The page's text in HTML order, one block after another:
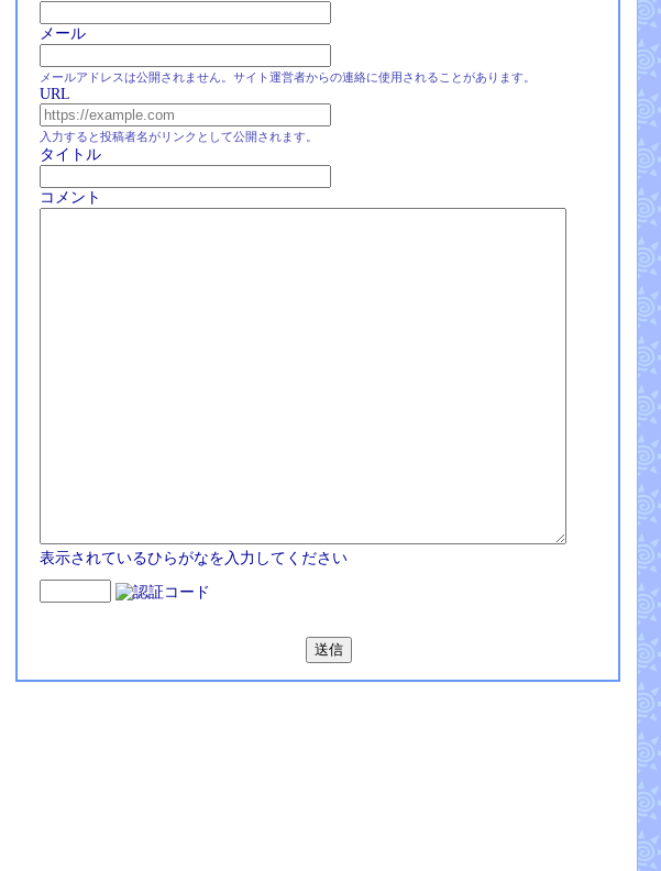
メール
メールアドレスは公開されません。サイト運営者からの連絡に使用されることがあります。
URL
入力すると投稿者名がリンクとして公開されます。
タイトル
コメント
表示されているひらがなを入力してください